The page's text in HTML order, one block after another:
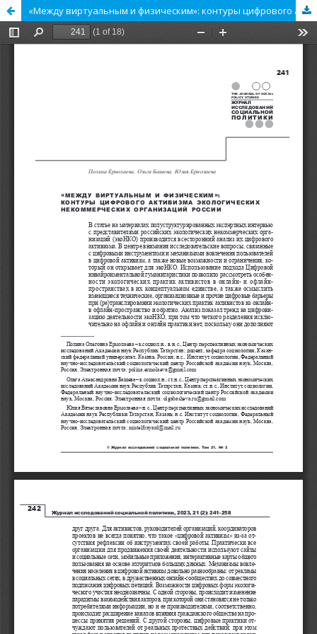
«Между виртуальным и физическим»: контуры цифрового активизма экологических некоммерческих организаций России